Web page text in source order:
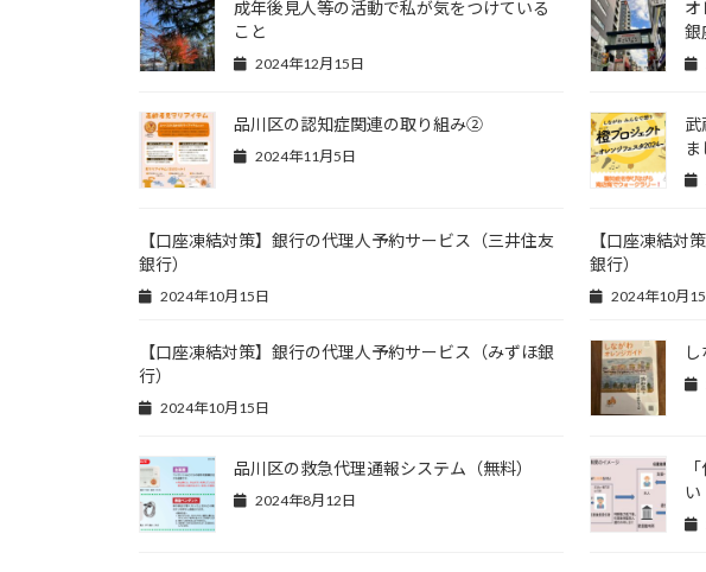
成年後見人等の活動で私が気をつけている
こと
2024年12月15日
オ
銀
品川区の認知症関連の取り組み②
2024年11月5日
武
ま
【口座凍結対策】銀行の代理人予約サービス（三井住友
銀行）
2024年10月15日
【口座凍結対
銀行）
2024年10月
【口座凍結対策】銀行の代理人予約サービス（みずほ銀
行）
2024年10月15日
品川区の救急代理通報システム（無料）
2024年8月12日
い